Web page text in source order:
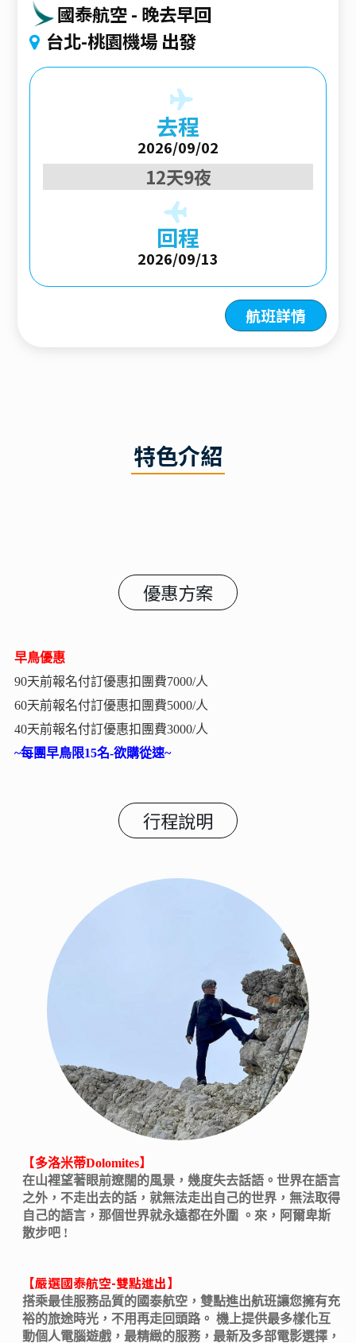
國泰航空 晚去早回
台北-桃園機場 出發
去程
2026/09/02
12天9夜
回程
2026/09/13
航班詳情
特色介紹
優惠方案
早鳥優惠
90天前報名付訂優惠扣團費7000/人
60天前報名付訂優惠扣團費5000/人
40天前報名付訂優惠扣團費3000/人
~每團早鳥限15名-欲購從速~
行程說明
【多洛米蒂Dolomites】
在山裡望著眼前遼闊的風景，幾度失去話語。世界在語言
之外，不走出去的話，就無法走出自己的世界，無法取得
自己的語言，那個世界就永遠都在外圍 。來，阿爾卑斯
散步吧 !
【嚴選國泰航空-雙點進出】
搭乘最佳服務品質的國泰航空，雙點進出航班讓您擁有充
裕的旅途時光，不用再走回頭路。 機上提供最多樣化互
動個人電腦遊戲，最精緻的服務，最新及多部電影選擇，